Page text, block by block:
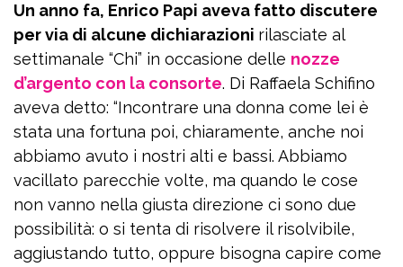
Un anno fa, Enrico Papi aveva fatto discutere
per via di alcune dichiarazioni rilasciate al
settimanale “Chi” in occasione delle nozze
d’argento con la consorte. Di Raffaela Schifino
aveva detto: “Incontrare una donna come lei è
stata una fortuna poi, chiaramente, anche noi
abbiamo avuto i nostri alti e bassi. Abbiamo
vacillato parecchie volte, ma quando le cose
non vanno nella giusta direzione ci sono due
possibilità: o si tenta di risolvere il risolvibile,
aggiustando tutto, oppure bisogna capire come